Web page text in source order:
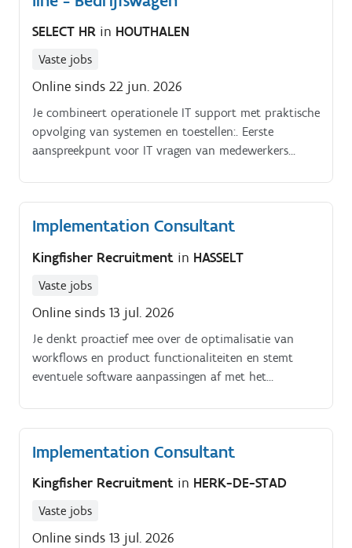
budgetten, risicoanalyse en tenslotte de
kwaliteitscontrole. Gedurende dit hele proces ben jij
alle stakeholders, zowel intern als extern Je treft de
voorbereidingen voor de verschillende werkgroepen
en verzorgt de rapportage met betrekking tot de
werkzaamheden.
SELECT HR in HOUTHALEN
Vaste jobs
Online sinds 22 jun. 2026
Je combineert operationele IT support met praktische
opvolging van systemen en toestellen:. Eerste
aanspreekpunt voor IT vragen van medewerkers
Implementation Consultant
Kingfisher Recruitment in HASSELT
Vaste jobs
Online sinds 13 jul. 2026
Je denkt proactief mee over de optimalisatie van
workflows en product functionaliteiten en stemt
eventuele software aanpassingen af met het
verbeteren.
Implementation Consultant
Kingfisher Recruitment in HERK-DE-STAD
Vaste jobs
Online sinds 13 jul. 2026